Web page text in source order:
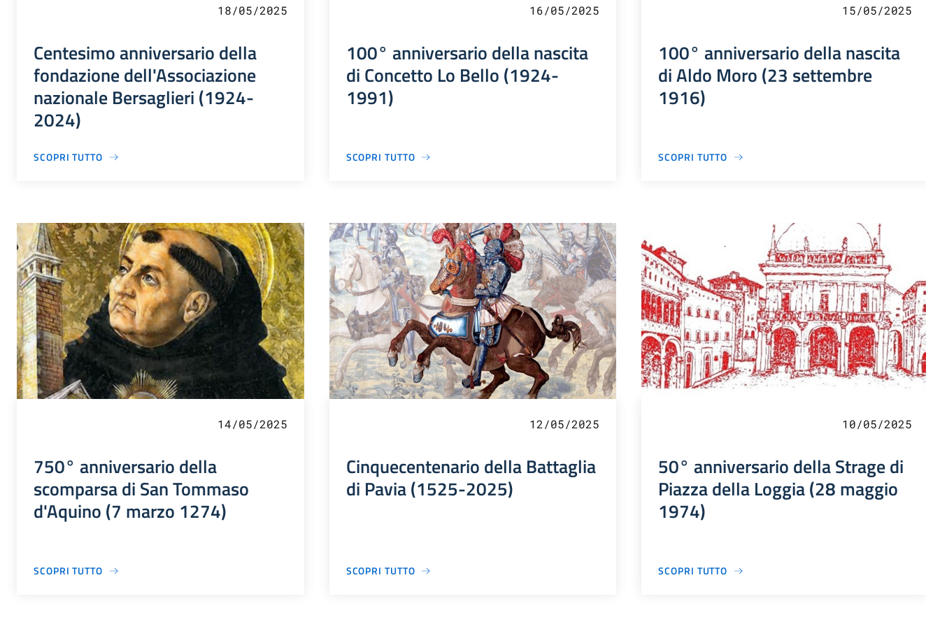
18/05/2025
Centesimo anniversario della
fondazione dell'Associazione
nazionale Bersaglieri (1924-
2024)
SCOPRI TUTTO
16/05/2025
100° anniversario della nascita
di Concetto Lo Bello (1924-
1991)
SCOPRI TUTTO
15/05/2025
100° anniversario della nascita
di Aldo Moro (23 settembre
1916)
SCOPRI TUTTO
14/05/2025
750° anniversario della
scomparsa di San Tommaso
d'Aquino (7 marzo 1274)
SCOPRI TUTTO
12/05/2025
Cinquecentenario della Battaglia
di Pavia (1525-2025)
SCOPRI TUTTO
10/05/2025
50° anniversario della Strage di
Piazza della Loggia (28 maggio
1974)
SCOPRI TUTTO